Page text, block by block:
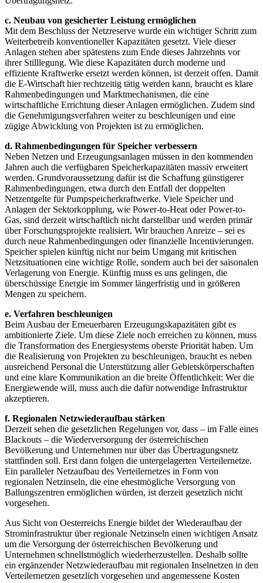
c. Neubau von gesicherter Leistung ermöglichen
Mit dem Beschluss der Netzreserve wurde ein wichtiger Schritt zum
Weiterbetreib konventioneller Kapazitäten gesetzt. Viele dieser
Anlagen stehen aber spätestens zum Ende dieses Jahrzehnts vor
ihrer Stilllegung. Wie diese Kapazitäten durch moderne und
effiziente Kraftwerke ersetzt werden können, ist derzeit offen. Damit
die E-Wirtschaft hier rechtzeitig tätig werden kann, braucht es klare
Rahmenbedingungen und Marktmechanismen, die eine
wirtschaftliche Errichtung dieser Anlagen ermöglichen. Zudem sind
die Genehmigungsverfahren weiter zu beschleunigen und eine
zügige Abwicklung von Projekten ist zu ermöglichen.
d. Rahmenbedingungen für Speicher verbessern
Neben Netzen und Erzeugungsanlagen müssen in den kommenden
Jahren auch die verfügbaren Speicherkapazitäten massiv erweitert
werden. Grundvoraussetzung dafür ist die Schaffung günstigerer
Rahmenbedingungen, etwa durch den Entfall der doppelten
Netzentgelte für Pumpspeicherkraftwerke. Viele Speicher und
Anlagen der Sektorkopplung, wie Power-to-Heat oder Power-to-
Gas, sind derzeit wirtschaftlich nicht darstellbar und werden primär
über Forschungsprojekte realisiert. Wir brauchen Anreize – sei es
durch neue Rahmenbedingungen oder finanzielle Incentivierungen.
Speicher spielen künftig nicht nur beim Umgang mit kritischen
Netzsituationen eine wichtige Rolle, sondern auch bei der saisonalen
Verlagerung von Energie. Künftig muss es uns gelingen, die
überschüssige Energie im Sommer längerfristig und in größeren
Mengen zu speichern.
e. Verfahren beschleunigen
Beim Ausbau der Erneuerbaren Erzeugungskapazitäten gibt es
ambitionierte Ziele. Um diese Ziele noch erreichen zu können, muss
die Transformation des Energiesystems oberste Priorität haben. Um
die Realisierung von Projekten zu beschleunigen, braucht es neben
ausreichend Personal die Unterstützung aller Gebietskörperschaften
und eine klare Kommunikation an die breite Öffentlichkeit: Wer die
Energiewende will, muss auch die dafür notwendige Infrastruktur
akzeptieren.
f. Regionalen Netzwiederaufbau stärken
Derzeit sehen die gesetzlichen Regelungen vor, dass – im Falle eines
Blackouts – die Wiederversorgung der österreichischen
Bevölkerung und Unternehmen nur über das Übertragungsnetz
stattfinden soll. Erst dann folgen die untergelagerten Verteilernetze.
Ein paralleler Netzaufbau des Verteilernetzes in Form von
regionalen Netzinseln, die eine ehestmögliche Versorgung von
Ballungszentren ermöglichen würden, ist derzeit gesetzlich nicht
vorgesehen.
Aus Sicht von Oesterreichs Energie bildet der Wiederaufbau der
Strominfrastruktur über regionale Netzinseln einen wichtigen Ansatz
um die Versorgung der österreichischen Bevölkerung und
Unternehmen schnellstmöglich wiederherzustellen. Deshalb sollte
ein ergänzender Netzwiederaufbau mit regionalen Inselnetzen in den
Verteilernetzen gesetzlich vorgesehen und angemessene Kosten